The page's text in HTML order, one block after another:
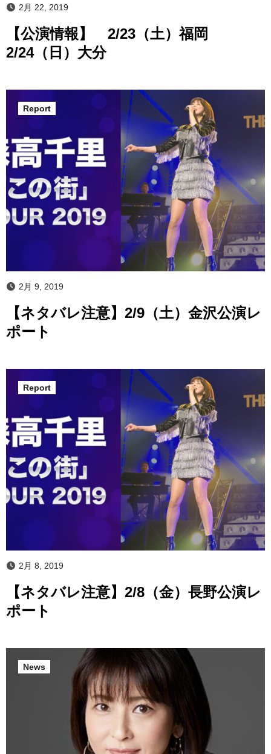
2月 22, 2019
【公演情報】 2/23（土）福岡
2/24（日）大分
Report
2月 9, 2019
【ネタバレ注意】2/9（土）金沢公演レ
ポート
Report
2月 8, 2019
【ネタバレ注意】2/8（金）長野公演レ
ポート
News